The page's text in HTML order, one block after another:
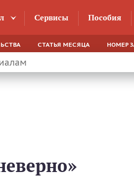
Сервисы Пособия
СТАТЬЯ МЕСЯЦА НОМЕР